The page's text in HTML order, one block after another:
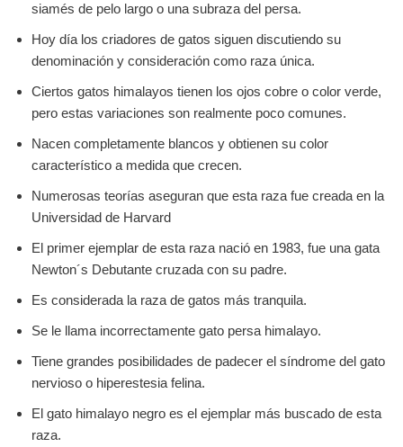
siamés de pelo largo o una subraza del persa.
Hoy día los criadores de gatos siguen discutiendo su
denominación y consideración como raza única.
Ciertos gatos himalayos tienen los ojos cobre o color verde,
pero estas variaciones son realmente poco comunes.
Nacen completamente blancos y obtienen su color
característico a medida que crecen.
Numerosas teorías aseguran que esta raza fue creada en la
Universidad de Harvard
El primer ejemplar de esta raza nació en 1983, fue una gata
Newton´s Debutante cruzada con su padre.
Es considerada la raza de gatos más tranquila.
Se le llama incorrectamente gato persa himalayo.
Tiene grandes posibilidades de padecer el síndrome del gato
nervioso o hiperestesia felina.
El gato himalayo negro es el ejemplar más buscado de esta
raza.